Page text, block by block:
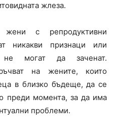
жлеза.
с репродуктивни
никакви признаци или
могат да заченат.
на жените, които
в близко бъдеще, да се
преди момента, за да има
проблеми.